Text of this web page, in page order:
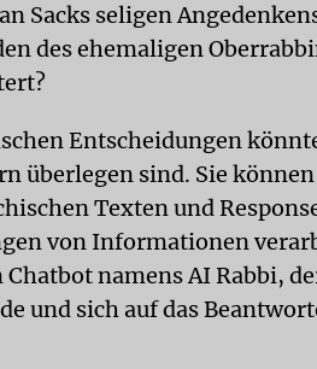
Sacks seligen
des ehemaligen
Entscheidungen
überlegen sind. Sie
Texten und
von Informationen
namens AI Rabbi,
und sich auf das